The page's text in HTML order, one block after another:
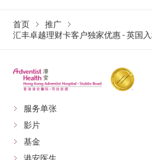
首页
推广
汇丰卓越理财卡客户独家优惠 - 英国
服务单张
影片
基金
港安医生